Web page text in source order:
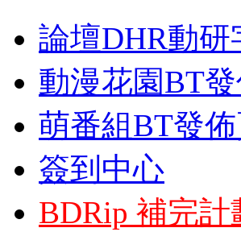
論壇DHR動
動漫花園BT
萌番組BT發
簽到中心
BDRip 補完計